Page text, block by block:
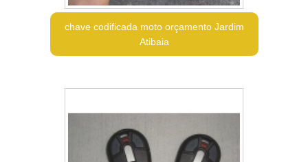
chave codificada moto orçamento Jardim
Atibaia